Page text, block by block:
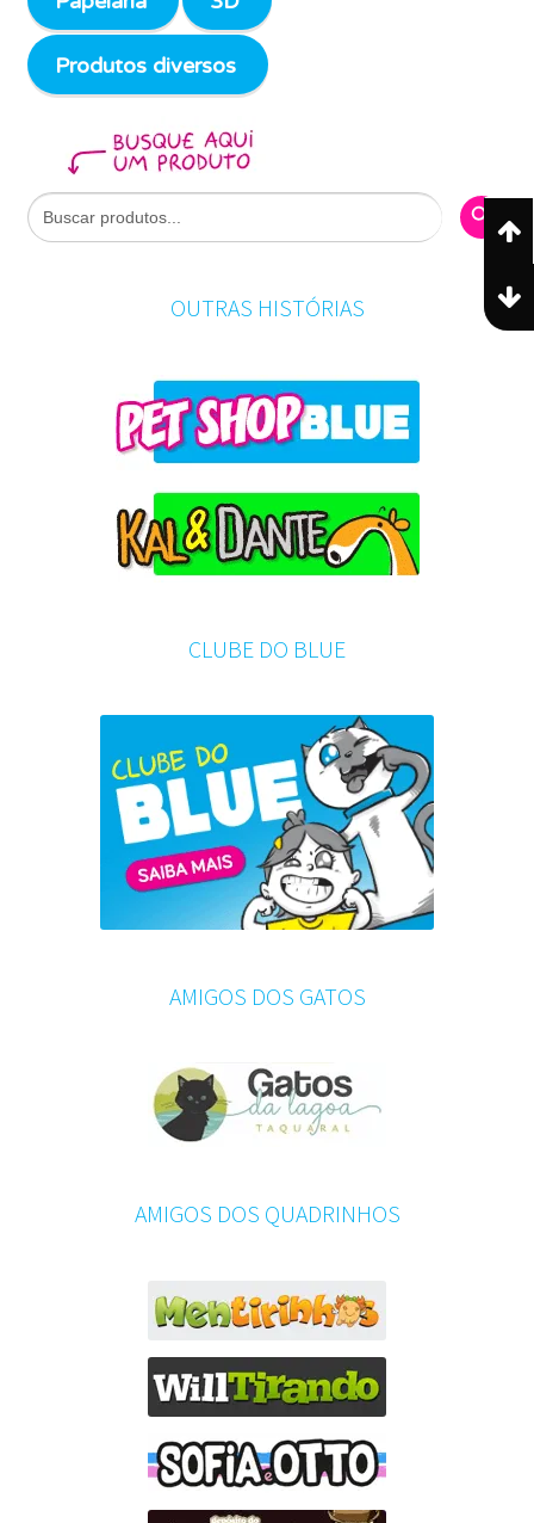
Produtos diversos
Search
for:
Search
OUTRAS HISTÓRIAS
CLUBE DO BLUE
AMIGOS DOS GATOS
AMIGOS DOS QUADRINHOS